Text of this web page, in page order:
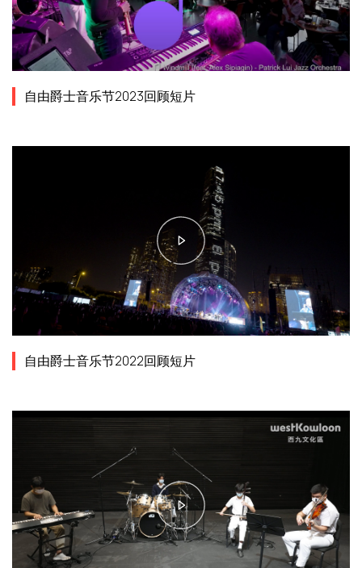
自由爵士音乐节2023回顾短片
自由爵士音乐节2022回顾短片